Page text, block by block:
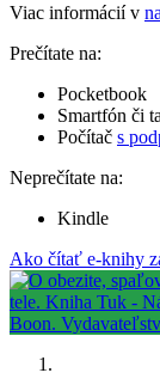
Viac informácií v
Prečítate na:
Pocketbook
Smartfón či
Počítač s
Neprečítate na:
Kindle
Ako čítať e-knihy